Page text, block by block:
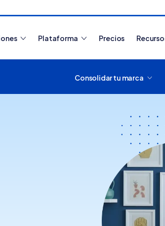
Plataforma Precios
Artículos
¿Cómo funciona
Tiendanube?
Consolidar tu marca